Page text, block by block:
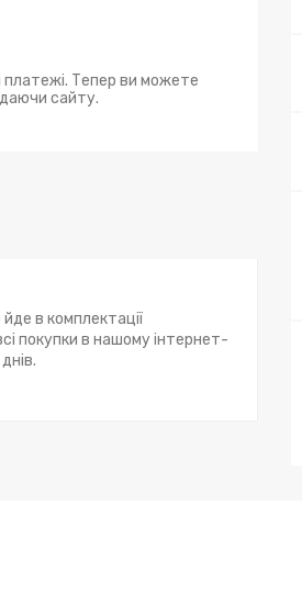
платежі. Тепер ви можете
сайту.
в комплектації
покупки в нашому інтернет-